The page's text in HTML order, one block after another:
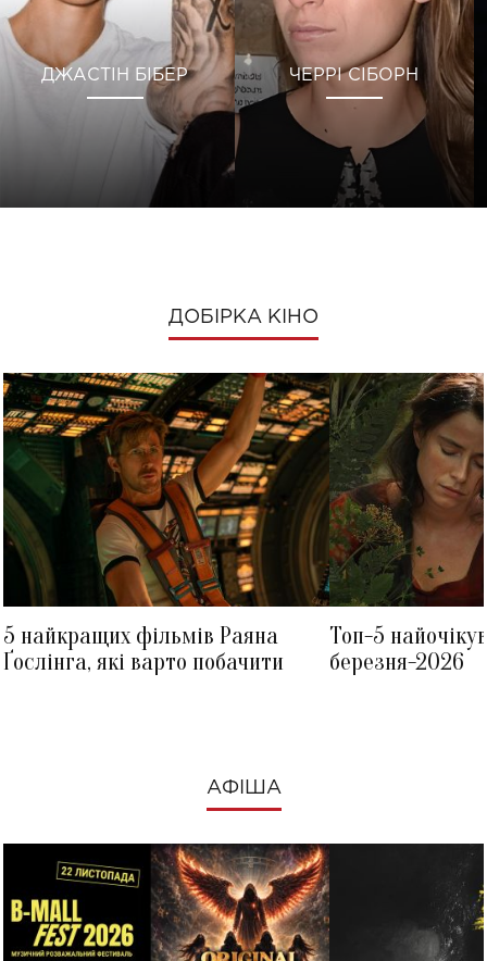
ДЖАСТІН БІБЕР ЧЕРРІ СІБОРН
ДОБІРКА КІНО
5 найкращих фільмів Раяна
Ґослінга, які варто побачити
Топ-5
березня-2026
АФІША